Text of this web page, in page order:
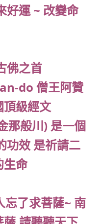
好運 ~ 改變命
佛之首
do 僧王阿贊
頂級經文
般川) 是一個
功效 是祈請二
生命
了求菩薩~ 南